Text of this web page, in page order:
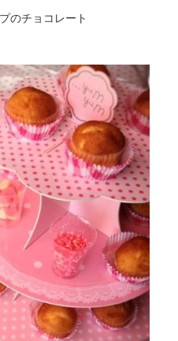
のチョコレート